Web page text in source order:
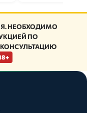
НЕОБХОДИМО
ПО